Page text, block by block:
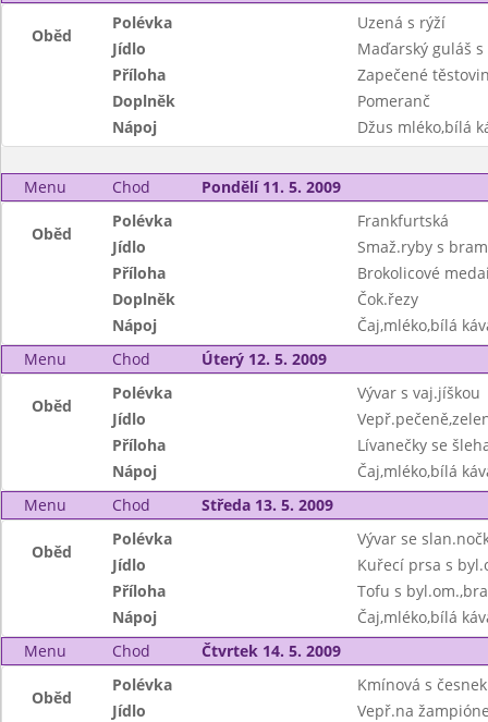
Oběd
Polévka
Uzená s rýží
Jídlo
Maďarský guláš
Příloha
Zapečené
Doplněk
Pomeranč
Nápoj
Džus mléko,bílá
Menu Chod Pondělí 11. 5. 2009
Oběd
Polévka
Frankfurtská
Jídlo
Smaž.ryby s
Příloha
Brokolicové
Doplněk
Čok.řezy
Nápoj
Čaj,mléko,bílá
Menu
Chod Úterý 12. 5. 2009
Oběd
Polévka
Vývar s vaj.jíškou
Jídlo
Příloha
Lívanečky se
Nápoj
Čaj,mléko,bílá
Menu
Chod Středa 13. 5. 2009
Oběd
Polévka
Vývar se
Jídlo
Kuřecí prsa s
Příloha
Tofu s
Nápoj
Čaj,mléko,bílá
Menu
Chod Čtvrtek 14. 5. 2009
Oběd
Polévka
Kmínová s
Jídlo
Vepř.na